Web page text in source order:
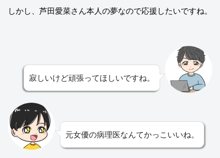
しかし、芦田愛菜さん本人の夢なので応援したいですね。
寂しいけど頑張ってほしいですね。
元女優の病理医なんてかっこいいね。